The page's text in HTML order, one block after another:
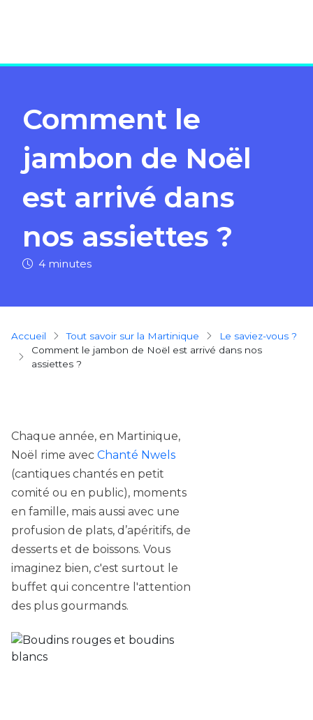
Comment le
jambon de Noël
est arrivé dans
nos assiettes ?
4 minutes
Breadcrumb
Accueil Tout savoir sur la Martinique
Le saviez-vous ?
Comment le jambon de Noël est arrivé dans nos
assiettes ?
Chaque année, en Martinique,
Noël rime avec Chanté Nwels
(cantiques chantés en petit
comité ou en public), moments
en famille, mais aussi avec une
profusion de plats, d’apéritifs, de
desserts et de boissons. Vous
imaginez bien, c'est surtout le
buffet qui concentre l'attention
des plus gourmands.